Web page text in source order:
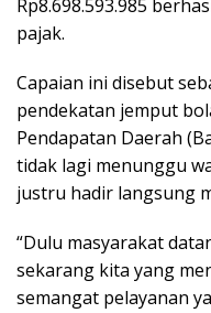
Rp8.698.593.985
pajak.
Capaian ini disebut
pendekatan jemput
Pendapatan Daerah
tidak lagi menunggu
justru hadir langsung
“Dulu masyarakat
sekarang kita yang
semangat pelayanan